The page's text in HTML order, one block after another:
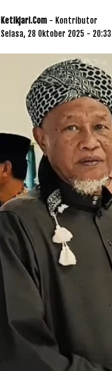
Ketikjari.com - Kontributor
Selasa, 28 Oktober 2025 - 20:33